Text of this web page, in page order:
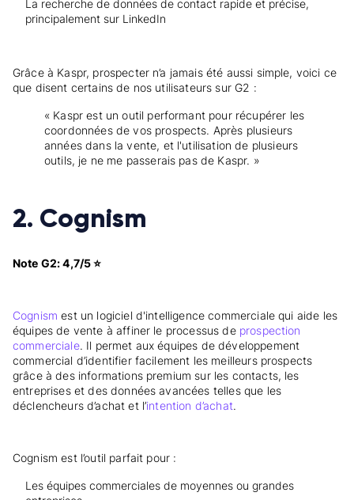
La recherche de données de contact rapide et précise,
principalement sur LinkedIn
Grâce à Kaspr, prospecter n’a jamais été aussi simple, voici ce
que disent certains de nos utilisateurs sur G2 :
« Kaspr est un outil performant pour récupérer les
coordonnées de vos prospects. Après plusieurs
années dans la vente, et l'utilisation de plusieurs
outils, je ne me passerais pas de Kaspr. »
2. Cognism
Note G2: 4,7/5 ⭐
Cognism est un logiciel d'intelligence commerciale qui aide les
équipes de vente à affiner le processus de prospection
commerciale. Il permet aux équipes de développement
commercial d’identifier facilement les meilleurs prospects
grâce à des informations premium sur les contacts, les
entreprises et des données avancées telles que les
déclencheurs d’achat et l’intention d’achat.
Cognism est l’outil parfait pour :
Les équipes commerciales de moyennes ou grandes